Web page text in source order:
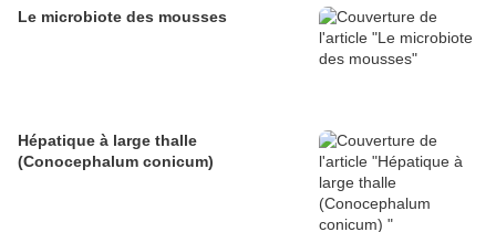
Le microbiote des mousses
Hépatique à large thalle
(Conocephalum conicum)